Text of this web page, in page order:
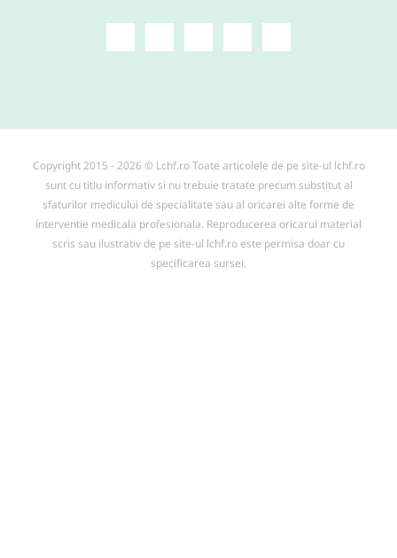
Copyright 2015 - 2026 © Lchf.ro Toate articolele de pe site-ul lchf.ro
sunt cu titlu informativ si nu trebuie tratate precum substitut al
sfaturilor medicului de specialitate sau al oricarei alte forme de
interventie medicala profesionala. Reproducerea oricarui material
scris sau ilustrativ de pe site-ul lchf.ro este permisa doar cu
specificarea sursei.